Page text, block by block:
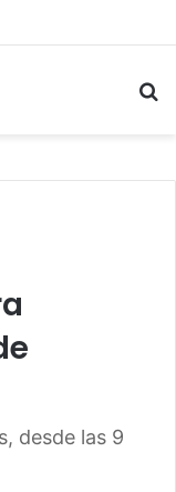
su hijo Miguelito
desde las 9